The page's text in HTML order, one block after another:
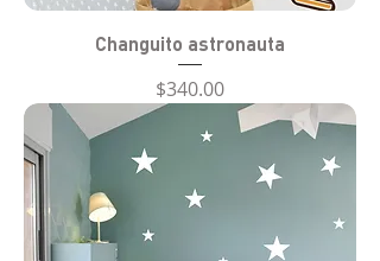
Changuito astronauta
Precio
$340.00